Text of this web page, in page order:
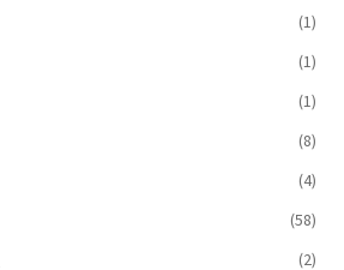
(1)
(1)
(1)
(8)
(4)
(58)
(2)